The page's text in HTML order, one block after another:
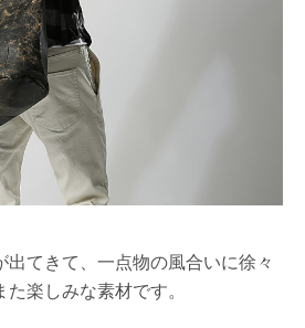
てきて、一点物の風合いに徐々
楽しみな素材です。